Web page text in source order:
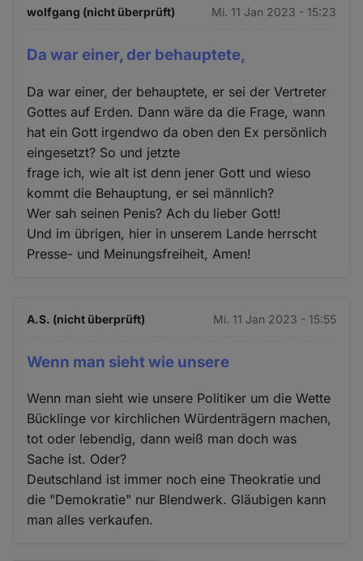
wolfgang (nicht überprüft) Mi. 11 Jan 2023 - 15:23
Da war einer, der behauptete,
Da war einer, der behauptete, er sei der Vertreter
Gottes auf Erden. Dann wäre da die Frage, wann
hat ein Gott irgendwo da oben den Ex persönlich
eingesetzt? So und jetzte
frage ich, wie alt ist denn jener Gott und wieso
kommt die Behauptung, er sei männlich?
Wer sah seinen Penis? Ach du lieber Gott!
Und im übrigen, hier in unserem Lande herrscht
Presse- und Meinungsfreiheit, Amen!
A.S. (nicht überprüft) Mi. 11 Jan 2023 - 15:55
Wenn man sieht wie unsere
Wenn man sieht wie unsere Politiker um die Wette
Bücklinge vor kirchlichen Würdenträgern machen,
tot oder lebendig, dann weiß man doch was
Sache ist. Oder?
Deutschland ist immer noch eine Theokratie und
die "Demokratie" nur Blendwerk. Gläubigen kann
man alles verkaufen.